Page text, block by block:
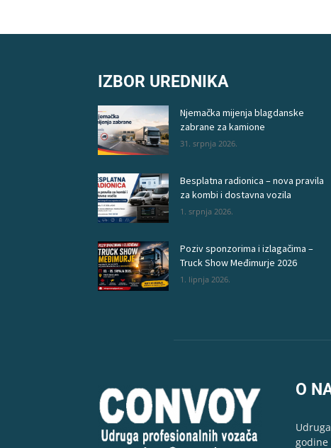
IZBOR UREDNIKA
Njemačka mijenja blagdanske
zabrane za kamione
31. srpnja 2026.
Besplatna radionica – nova pravila
za kombi i dostavna vozila
1. srpnja 2026.
Poziv sponzorima i izlagačima –
Truck Show Međimurje 2026
1. lipnja 2026.
O
godine